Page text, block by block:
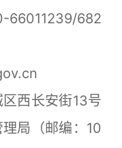
682
西长安街13号
局（邮编：10